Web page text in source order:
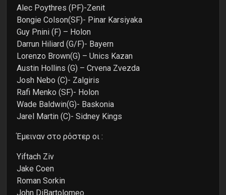
Alec Poythres (PF)-Zenit
Bongie Colson(SF)- Pinar Karsiyaka
Guy Pnini (F) – Holon
Darrun Hiliard (G/F)- Bayern
Lorenzo Brown(G) – Unics Kazan
Austin Hollins (G) – Crvena Zvezda
Josh Nebo (C)- Zalgiris
Rafi Menko (SF)- Holon
Wade Baldwin(G)- Baskonia
Jarel Martin (C)- Sidney Kings
Έμειναν στο ρόστερ οι :
Yiftach Ziv
Jake Coen
Roman Sorkin
John DiBartolomeo